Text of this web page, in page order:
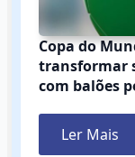
Copa do
transformar
com balões
Ler Mais